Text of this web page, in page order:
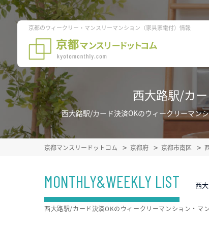
京都のウィークリー・マンスリーマンション（家具家電付）情報
西大路駅/カ
西大路駅/カード決済OKのウィークリーマン
京都マンスリードットコム 京都府 京都市南区
MONTHLY&WEEKLY LIST 西
西大路駅/カード決済OKのウィークリーマンション・マ